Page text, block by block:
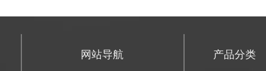
网站导航
产品分类